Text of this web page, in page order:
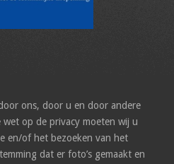
ons, door u en door andere
op de privacy moeten wij u
en/of het bezoeken van het
dat er foto’s gemaakt en